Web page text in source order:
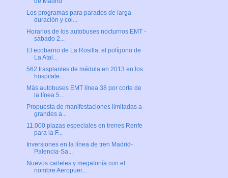
Los programas para parados de larga
duración y col...
Horarios de los autobuses nocturnos EMT -
sábado 2...
El ecobarrio de La Rosilla, el polígono de
La Atal...
562 trasplantes de médula en 2013 en los
hospitale...
Más autobuses EMT línea 38 por corte de
la línea 5...
Propuesta de manifestaciones limitadas a
grandes a...
11.000 plazas especiales en trenes Renfe
para la F...
Inversiones en la línea de tren Madrid-
Palencia-Sa...
Nuevos carteles y megafonía con el
nombre Aeropuer...